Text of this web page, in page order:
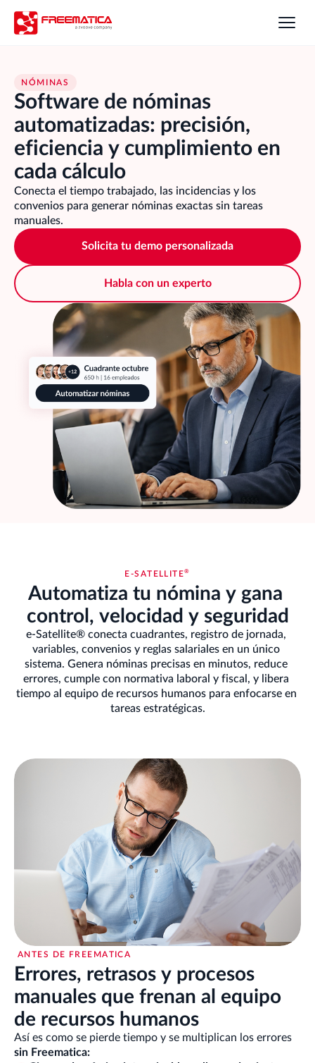
NÓMINAS
Software de nóminas
automatizadas: precisión,
eficiencia y cumplimiento en
cada cálculo
Conecta el tiempo trabajado, las incidencias y los
convenios para generar nóminas exactas sin tareas
manuales.
Solicita tu demo personalizada
Habla con un experto
E-SATELLITE®
Automatiza tu nómina y gana
control, velocidad y seguridad
e-Satellite® conecta cuadrantes, registro de jornada,
variables, convenios y reglas salariales en un único
sistema. Genera nóminas precisas en minutos, reduce
errores, cumple con normativa laboral y fiscal, y libera
tiempo al equipo de recursos humanos para enfocarse en
tareas estratégicas.
ANTES DE FREEMATICA
Errores, retrasos y procesos
manuales que frenan al equipo
de recursos humanos
Así es como se pierde tiempo y se multiplican los errores
sin Freematica: